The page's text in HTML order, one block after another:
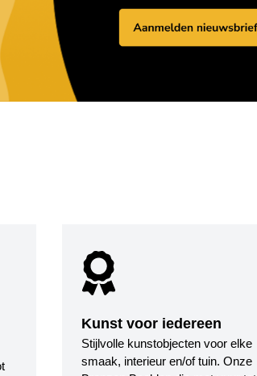
Kunst voor iedereen
Stijlvolle kunstobjecten voor elke
smaak, interieur en/of tuin. Onze